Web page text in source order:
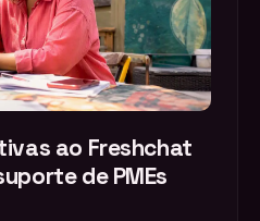
ao Freshchat
de PMEs